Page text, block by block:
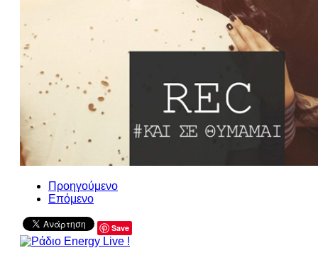
Προηγούμενο
Επόμενο
Save